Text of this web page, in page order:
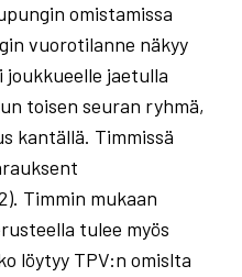
omistamissa
vuorotilanne näkyy
joukkueelle jaetulla
toisen seuran ryhmä,
kantällä. Timmissä
Timmin mukaan
tulee myös
löytyy TPV:n omislta